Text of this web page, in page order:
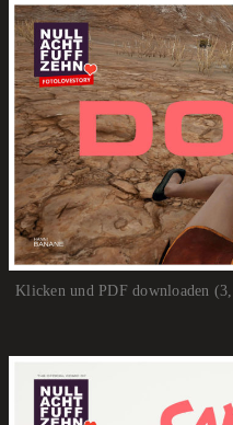
Klicken und PDF downloaden